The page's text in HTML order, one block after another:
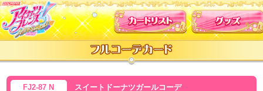
カードリスト
FJ2-87 N スイートドーナツガールコーデ